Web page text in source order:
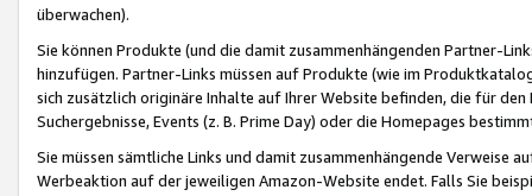
überwachen).
Sie können Produkte (und die damit zusammenhängenden Partner-
hinzufügen. Partner-Links müssen auf Produkte (wie im
sich zusätzlich originäre Inhalte auf Ihrer Website befinden, die für
Suchergebnisse, Events (z. B. Prime Day) oder die Homepages
Sie müssen sämtliche Links und damit zusammenhängende
Werbeaktion auf der jeweiligen Amazon-Website endet. Falls Sie